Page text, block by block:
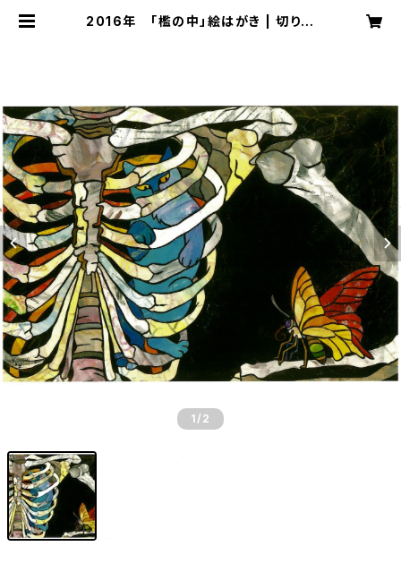
2016年 「檻の中」絵はがき | 切り絵
1 /2